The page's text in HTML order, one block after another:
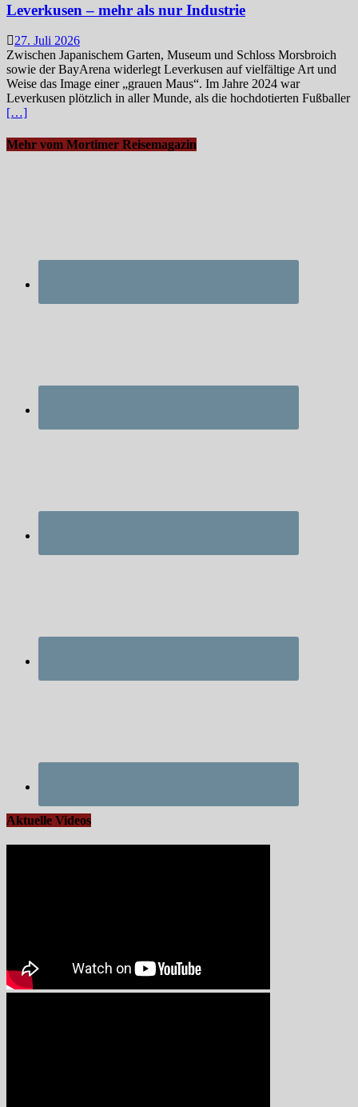
Leverkusen – mehr als nur Industrie
27. Juli 2026
Zwischen Japanischem Garten, Museum und Schloss Morsbroich
sowie der BayArena widerlegt Leverkusen auf vielfältige Art und
Weise das Image einer „grauen Maus“. Im Jahre 2024 war
Leverkusen plötzlich in aller Munde, als die hochdotierten Fußballer
[…]
Mehr vom Mortimer Reisemagazin
Aktuelle Videos